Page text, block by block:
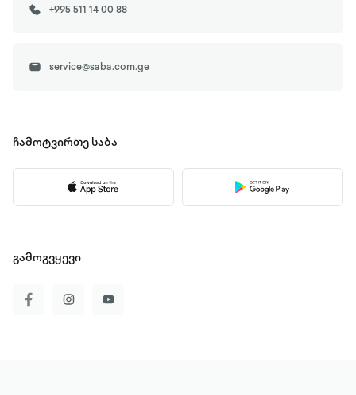
+995 511 14 00 88
service@saba.com.ge
ჩამოტვირთე საბა
გამოგვყევი